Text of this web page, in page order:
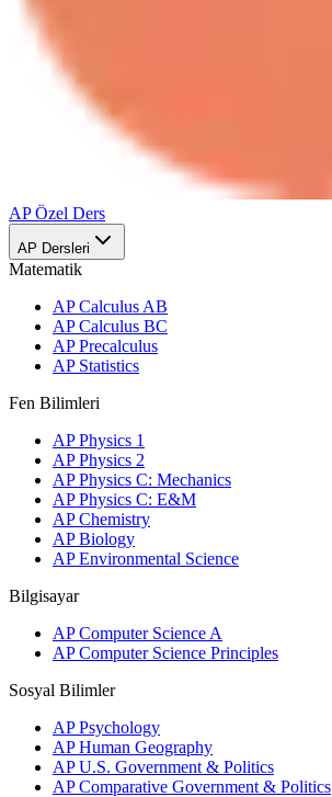
AP Özel Ders
AP Dersleri
Matematik
AP Calculus AB
AP Calculus BC
AP Precalculus
AP Statistics
Fen Bilimleri
AP Physics 1
AP Physics 2
AP Physics C: Mechanics
AP Physics C: E&M
AP Chemistry
AP Biology
AP Environmental Science
Bilgisayar
AP Computer Science A
AP Computer Science Principles
Sosyal Bilimler
AP Psychology
AP Human Geography
AP U.S. Government & Politics
AP Comparative Government & Politics